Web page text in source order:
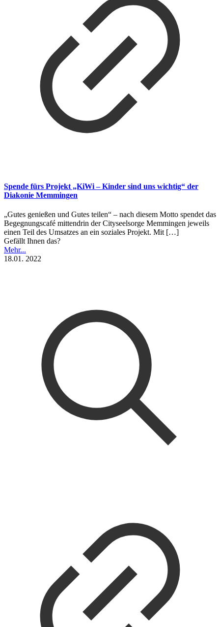
Spende fürs Projekt „KiWi – Kinder sind uns wichtig“ der
Diakonie Memmingen
„Gutes genießen und Gutes teilen“ – nach diesem Motto spendet das
Begegnungscafé mittendrin der Cityseelsorge Memmingen jeweils
einen Teil des Umsatzes an ein soziales Projekt. Mit […]
Gefällt Ihnen das?
Mehr...
18.01. 2022